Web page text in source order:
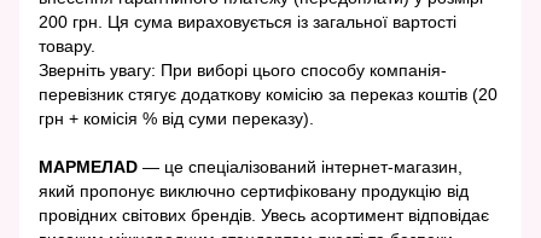
200 грн. Ця сума вираховується із загальної вартості
товару.
Зверніть увагу: При виборі цього способу компанія-
перевізник стягує додаткову комісію за переказ коштів (20
грн + комісія % від суми переказу).
МАРМЕЛАD — це спеціалізований інтернет-магазин,
який пропонує виключно сертифіковану продукцію від
провідних світових брендів. Увесь асортимент відповідає